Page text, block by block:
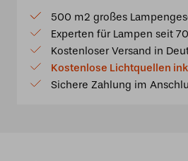
Ø
40cm
Andorra
8842
Menge
500 m2 großes
Experten für Lampen seit
Kostenloser Versand in
Kostenlose Lichtquellen
Sichere Zahlung im